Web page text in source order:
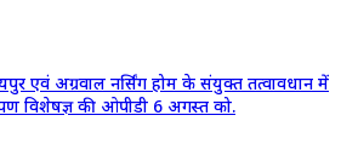
एवं अग्रवाल नर्सिंग होम के संयुक्त तत्वावधान में
विशेषज्ञ की ओपीडी 6 अगस्त को.